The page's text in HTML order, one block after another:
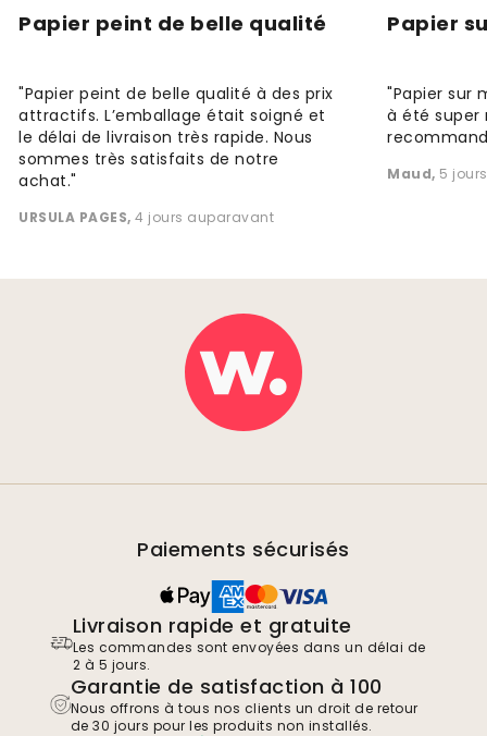
Papier peint de belle qualité
"Papier peint de belle qualité à des prix
attractifs. L’emballage était soigné et
le délai de livraison très rapide. Nous
sommes très satisfaits de notre
achat."
URSULA PAGES, 4 jours auparavant
Papier
"Papier sur
à été super
Maud, 5
Paiements sécurisés
Livraison rapide et gratuite
Les commandes sont envoyées dans un délai de
2 à 5 jours.
Garantie de satisfaction à 100
Nous offrons à tous nos clients un droit de retour
de 30 jours pour les produits non installés.